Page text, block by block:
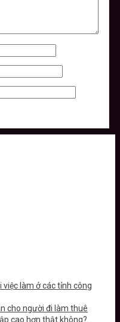
làm ở các tỉnh công
cho người đi làm thuê
cao hơn thật không?